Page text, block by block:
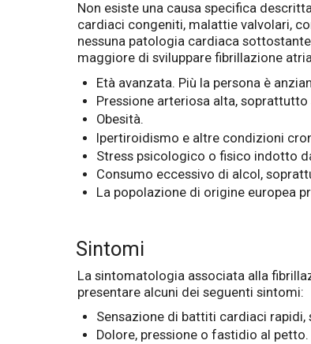
Non esiste una causa specifica
cardiaci congeniti, malattie valvolari,
nessuna patologia cardiaca
maggiore di sviluppare fibrillazione
Età avanzata. Più la persona è
Pressione arteriosa alta,
Obesità.
Ipertiroidismo e altre condizioni
Stress psicologico o fisico indotto
Consumo eccessivo di alcol,
La popolazione di origine europea
Sintomi
La sintomatologia associata alla
presentare alcuni dei seguenti sintomi:
Sensazione di battiti cardiaci
Dolore, pressione o fastidio al petto.